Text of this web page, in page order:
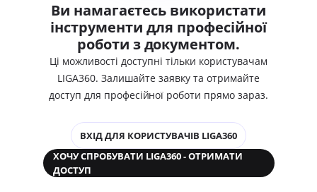
Ви намагаєтесь використати
інструменти для професійної
роботи з документом.
Ці можливості доступні тільки користувачам
LIGA360. Залишайте заявку та отримайте
доступ для професійної роботи прямо зараз.
ВХІД ДЛЯ КОРИСТУВАЧІВ LIGA360
ХОЧУ СПРОБУВАТИ LIGA360 - ОТРИМАТИ
ДОСТУП